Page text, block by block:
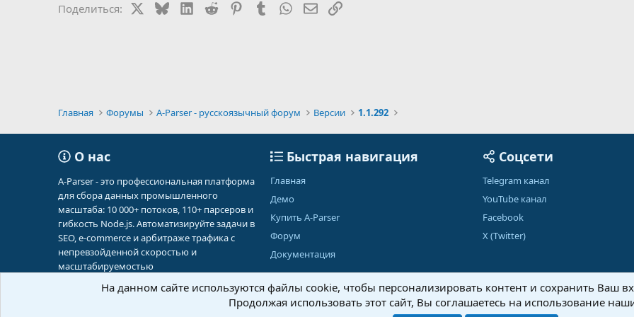
Поделиться: BlueskyLinkedIn
Reddit PinterestTumblrWhatsAppЭлектронная почта
Ссылка
Главная Форумы A-Parser - русскоязычный форум Версии 1.1.292
О нас
A-Parser - это профессиональная платформа
для сбора данных промышленного
масштаба: 10 000+ потоков, 110+ парсеров и
гибкость Node.js. Автоматизируйте задачи в
SEO, e-commerce и арбитраже трафика с
непревзойденной скоростью и
масштабируемостью
Быстрая навигация
Главная
Демо
Купить A-Parser
Форум
Документация
Соцсети
Telegram канал
YouTube канал
Facebook
X (Twitter)
Обратная связь Условия и правила
На данном сайте используются файлы cookie, чтобы персонализировать контент и сохранить Ваш
Продолжая использовать этот сайт, Вы соглашаетесь на использование